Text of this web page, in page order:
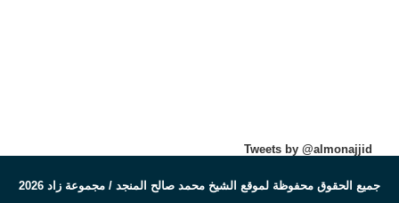
Tweets by @almonajjid
جميع الحقوق محفوظة لموقع الشيخ محمد صالح المنجد / مجموعة زاد 2026